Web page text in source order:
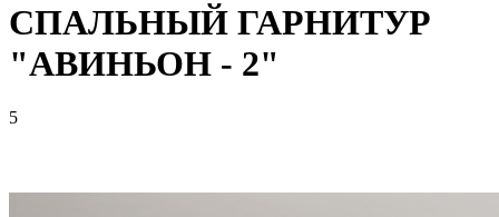
СПАЛЬНЫЙ ГАРНИТУР
"АВИНЬОН - 2"
5